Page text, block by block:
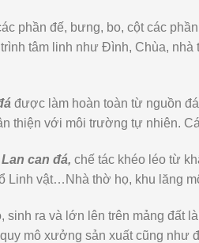
phần đế, bưng, bo, cột các
tâm linh như Đình, Chùa,
được làm hoàn toàn từ nguồn
thiện với môi trường tự nhiên.
Lan can đá, chế tác khéo léo từ
Linh vật…Nhà thờ họ, khu lăng
ra và lớn lên trên mảng đất
mô xưởng sản xuất cũng như